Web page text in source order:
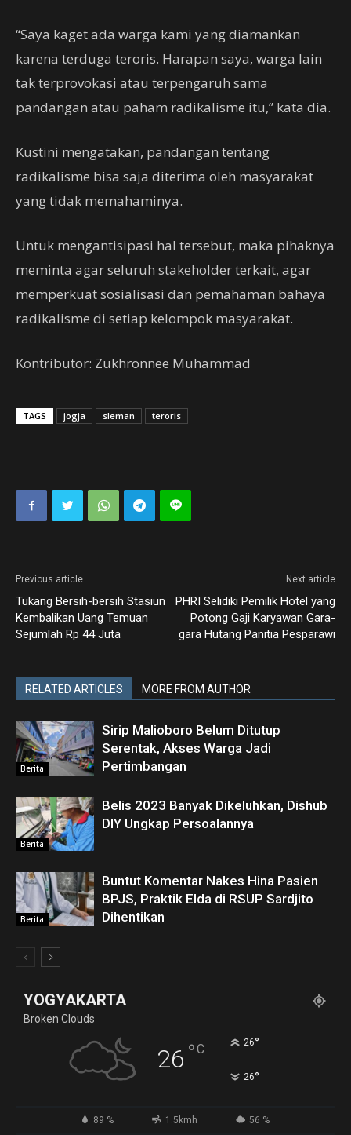
“Saya kaget ada warga kami yang diamankan
karena terduga teroris. Harapan saya, warga lain
tak terprovokasi atau terpengaruh sama
pandangan atau paham radikalisme itu,” kata dia.
Kustini mengatakan, pandangan tentang
radikalisme bisa saja diterima oleh masyarakat
yang tidak memahaminya.
Untuk mengantisipasi hal tersebut, maka pihaknya
meminta agar seluruh stakeholder terkait, agar
memperkuat sosialisasi dan pemahaman bahaya
radikalisme di setiap kelompok masyarakat.
Kontributor: Zukhronnee Muhammad
TAGS jogja sleman teroris
Previous article
Tukang Bersih-bersih Stasiun
Kembalikan Uang Temuan
Sejumlah Rp 44 Juta
Next article
PHRI Selidiki Pemilik Hotel yang
Potong Gaji Karyawan Gara-
gara Hutang Panitia Pesparawi
RELATED ARTICLES MORE FROM AUTHOR
Berita
Sirip Malioboro Belum Ditutup
Serentak, Akses Warga Jadi
Pertimbangan
Berita
Belis 2023 Banyak Dikeluhkan, Dishub
DIY Ungkap Persoalannya
Berita
Buntut Komentar Nakes Hina Pasien
BPJS, Praktik Elda di RSUP Sardjito
Dihentikan
YOGYAKARTA
Broken Clouds
26 °C 26°
26°
89 % 1.5kmh 56 %